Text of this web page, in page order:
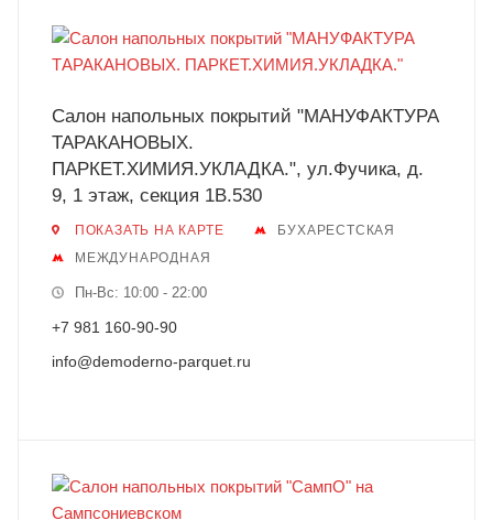
Салон напольных покрытий "МАНУФАКТУРА
ТАРАКАНОВЫХ.
ПАРКЕТ.ХИМИЯ.УКЛАДКА.", ул.Фучика, д.
9, 1 этаж, секция 1В.530
ПОКАЗАТЬ НА КАРТЕ
БУХАРЕСТСКАЯ
МЕЖДУНАРОДНАЯ
Пн-Вс: 10:00 - 22:00
+7 981 160-90-90
info@demoderno-parquet.ru